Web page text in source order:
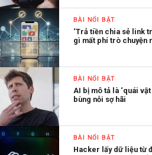
BÀI NỔI BẬT
‘Trả tiền chia sẻ link
gì mất phí trò chuyện
BÀI NỔI BẬT
AI bị mô tả là ‘quái
bùng nỗi sợ hãi
BÀI NỔI BẬT
Hacker lấy dữ liệu từ